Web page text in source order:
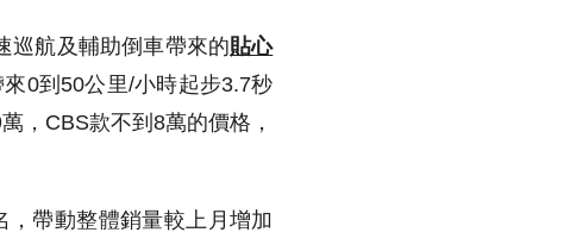
巡航及輔助倒車帶來的貼心
0到50公里/小時起步3.7秒
萬， CBS款不到8萬的價格，
，帶動整體銷量較上月增加